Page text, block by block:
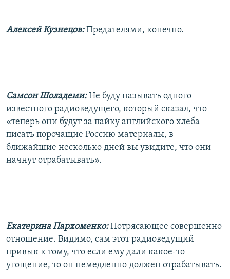
Алексей Кузнецов:Предателями, конечно.
Самсон Шоладеми:Не буду называть одного
известного радиоведущего, который сказал, что
«теперь они будут за пайку английского хлеба
писать порочащие Россию материалы, в
ближайшие несколько дней вы увидите, что они
начнут отрабатывать».
Екатерина Пархоменко:Потрясающее совершенно
отношение. Видимо, сам этот радиоведущий
привык к тому, что если ему дали какое-то
угощение, то он немедленно должен отрабатывать.